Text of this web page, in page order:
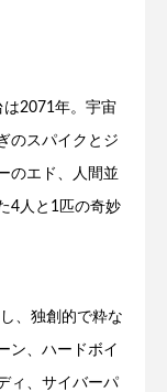
は2071年。宇宙
のスパイクとジ
のエド、人間並
4人と1匹の奇妙
、独創的で粋な
ン、ハードボイ
ィ、サイバーパ